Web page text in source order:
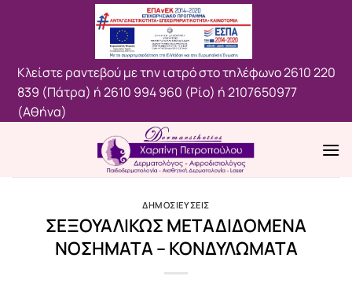
Κλείστε ραντεβού με την ιατρό στο τηλέφωνο2610 220
839 (Πάτρα) ή2610 994 960 (Ρίο) ή2107650977
(Aθήνα)
ΔΗΜΟΣΙΕΥΣΕΙΣ
ΣΕΞΟΥΑΛΙΚΩΣ ΜΕΤΑΔΙΔΟΜΕΝΑ
ΝΟΣΗΜΑΤΑ – ΚΟΝΔΥΛΩΜΑΤΑ